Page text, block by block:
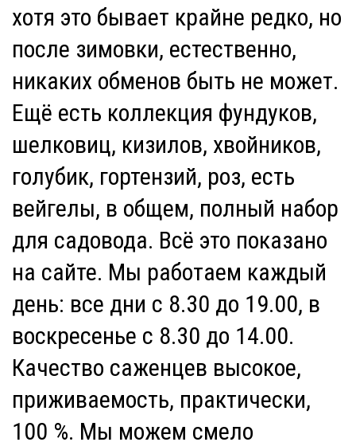
хотя это бывает крайне редко, но
после зимовки, естественно,
никаких обменов быть не может.
Ещё есть коллекция фундуков,
шелковиц, кизилов, хвойников,
голубик, гортензий, роз, есть
вейгелы, в общем, полный набор
для садовода. Всё это показано
на сайте. Мы работаем каждый
день: все дни с 8.30 до 19.00, в
воскресенье с 8.30 до 14.00.
Качество саженцев высокое,
приживаемость, практически,
100 %. Мы можем смело